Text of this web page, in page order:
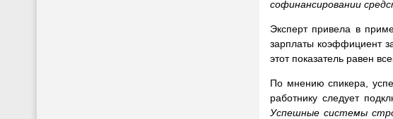
софинансировании
Эксперт привела в
зарплаты коэффициент
этот показатель равен
По мнению спикера,
работнику следует
Успешные системы